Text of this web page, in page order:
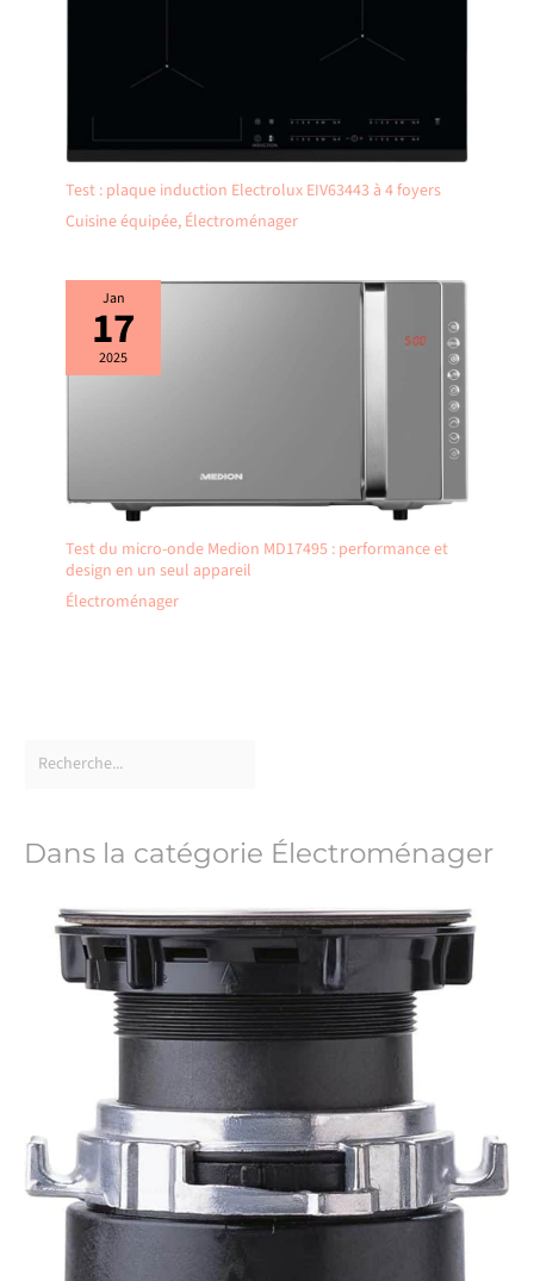
Test : plaque induction Electrolux EIV63443 à 4 foyers
Cuisine équipée, Électroménager
Jan
17
2025
Test du micro-onde Medion MD17495 : performance et
design en un seul appareil
Électroménager
Dans la catégorie Électroménager